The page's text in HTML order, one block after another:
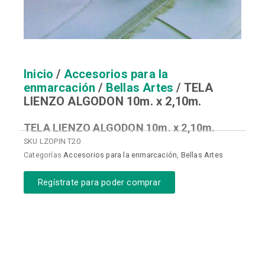
Inicio / Accesorios para la
enmarcación / Bellas Artes / TELA
LIENZO ALGODON 10m. x 2,10m.
TELA LIENZO ALGODON 10m. x 2,10m.
SKU LZOPIN T20
Categorías Accesorios para la enmarcación, Bellas Artes
Regístrate para poder comprar